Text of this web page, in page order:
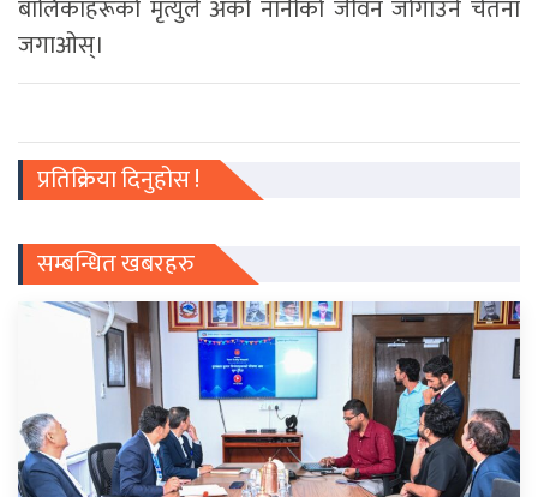
बालिकाहरूको मृत्युले अर्को नानीको जीवन जोगाउने चेतना
जगाओस्।
प्रतिक्रिया दिनुहोस !
सम्बन्धित खबरहरु